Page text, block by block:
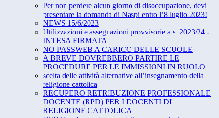
Per non perdere alcun giorno di disoccupazione, devi
presentare la domanda di Naspi entro l’8 luglio 2023!
NEWS 15/6/2023
Utilizzazioni e assegnazioni provvisorie a.s. 2023/24 -
INTESA FIRMATA
NO PASSWEB A CARICO DELLE SCUOLE
A BREVE DOVREBBERO PARTIRE LE
PROCEDURE PER LE IMMISSIONI IN RUOLO
scelta delle attività alternative all’insegnamento della
religione cattolica
RECUPERO RETRIBUZIONE PROFESSIONALE
DOCENTE (RPD) PER I DOCENTI DI
RELIGIONE CATTOLICA